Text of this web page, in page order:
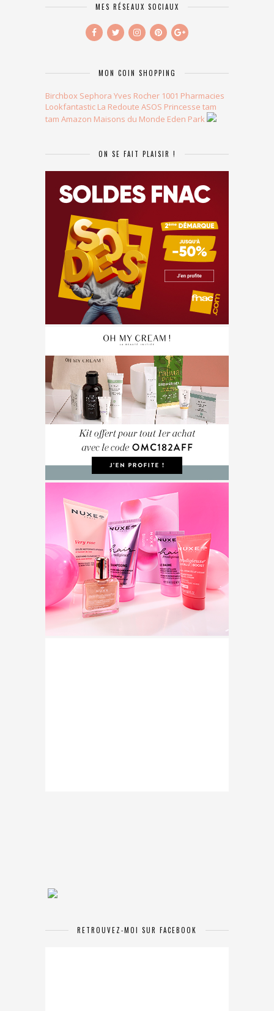
MES RÉSEAUX SOCIAUX
MON COIN SHOPPING
Birchbox Sephora Yves Rocher 1001 Pharmacies
Lookfantastic La Redoute ASOS Princesse tam
tam Amazon Maisons du Monde Eden Park
ON SE FAIT PLAISIR !
RETROUVEZ-MOI SUR FACEBOOK